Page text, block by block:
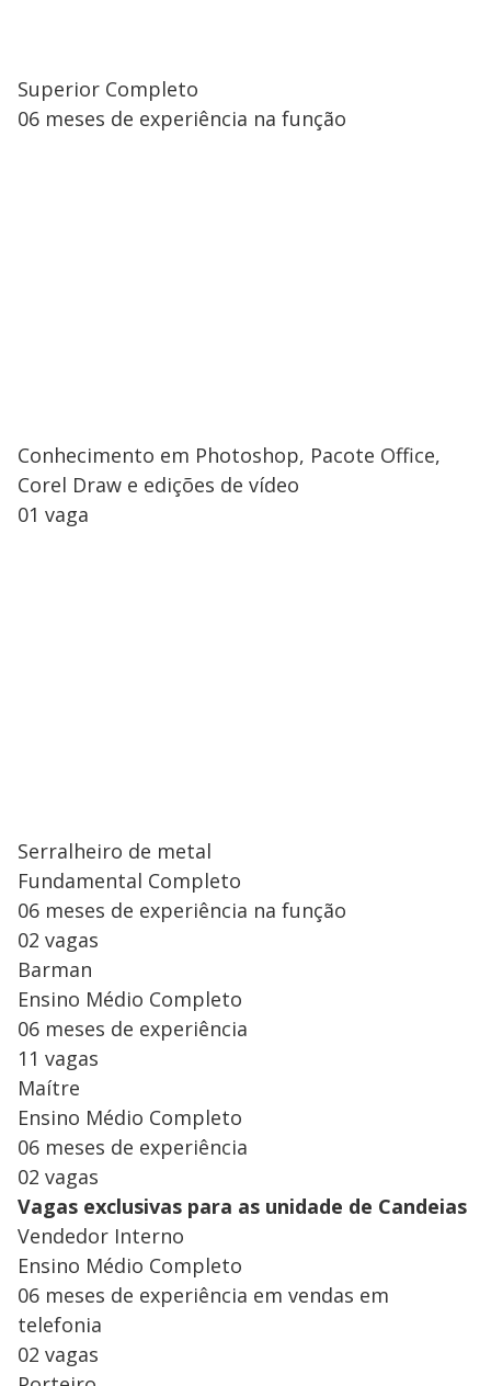
Superior Completo
06 meses de experiência na função
Conhecimento em Photoshop, Pacote Office,
Corel Draw e edições de vídeo
01 vaga
Serralheiro de metal
Fundamental Completo
06 meses de experiência na função
02 vagas
Barman
Ensino Médio Completo
06 meses de experiência
11 vagas
Maítre
Ensino Médio Completo
06 meses de experiência
02 vagas
Vagas exclusivas para as unidade de Candeias
Vendedor Interno
Ensino Médio Completo
06 meses de experiência em vendas em
telefonia
02 vagas